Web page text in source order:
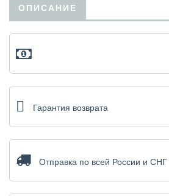
ОПИСАНИЕ
Гарантия возврата
Отправка по всей России и СНГ